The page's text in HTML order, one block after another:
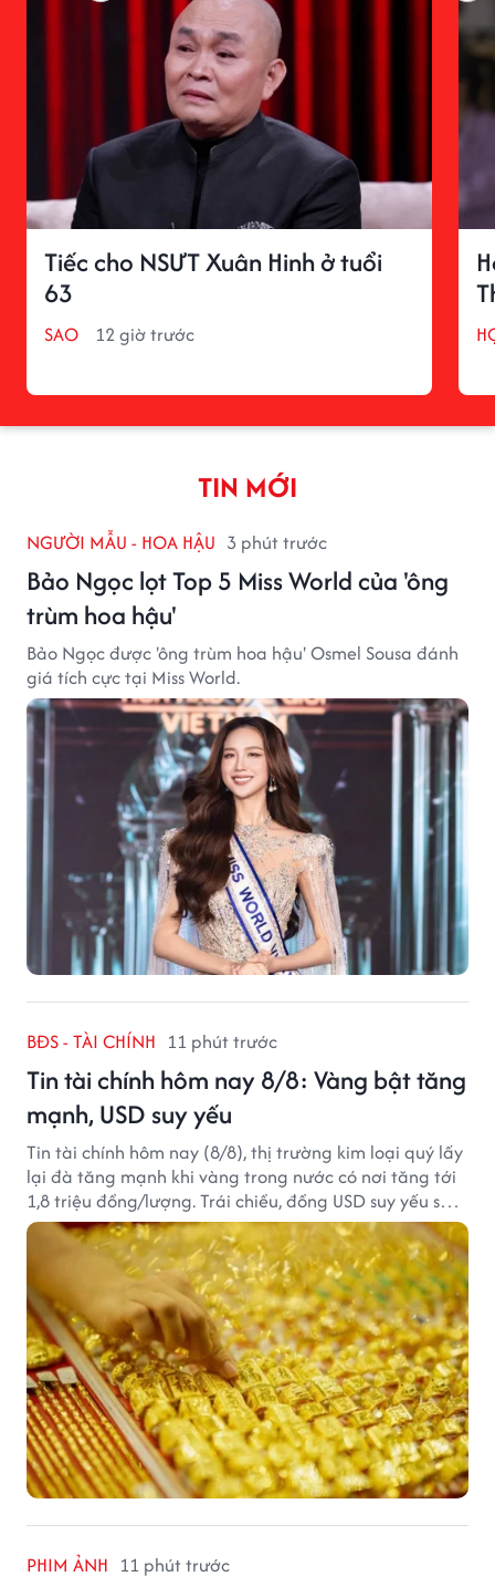
Tiếc cho NSƯT Xuân Hinh ở tuổi
63
SAO 12 giờ trước
TIN MỚI
NGƯỜI MẪU - HOA HẬU 3 phút trước
Bảo Ngọc lọt Top 5 Miss World của 'ông
trùm hoa hậu'
Bảo Ngọc được 'ông trùm hoa hậu' Osmel Sousa đánh
giá tích cực tại Miss World.
BĐS - TÀI CHÍNH 11 phút trước
Tin tài chính hôm nay 8/8: Vàng bật tăng
mạnh, USD suy yếu
Tin tài chính hôm nay (8/8), thị trường kim loại quý lấy
lại đà tăng mạnh khi vàng trong nước có nơi tăng tới
1,8 triệu đồng/lượng. Trái chiều, đồng USD suy yếu sau
báo cáo việc làm Mỹ kém tích cực.
PHIM ẢNH 11 phút trước